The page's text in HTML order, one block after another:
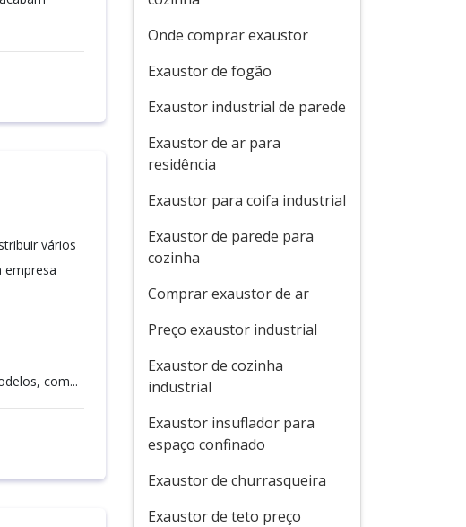
vários
empresa
com...
Onde comprar exaustor
Exaustor de fogão
Exaustor industrial de parede
Exaustor de ar para
residência
Exaustor para coifa industrial
Exaustor de parede para
cozinha
Comprar exaustor de ar
Preço exaustor industrial
Exaustor de cozinha
industrial
Exaustor insuflador para
espaço confinado
Exaustor de churrasqueira
Exaustor de teto preço